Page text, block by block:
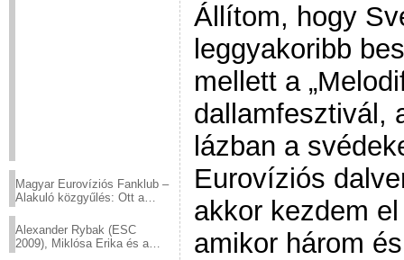
Magyar Eurovíziós Fanklub –
Alakuló közgyűlés: Ott a
Alexander Rybak (ESC
2009), Miklósa Erika és a
Állítom, hogy
leggyakoribb
mellett a
dallamfesztivál,
lázban a
Eurovíziós
akkor kezdem
amikor három